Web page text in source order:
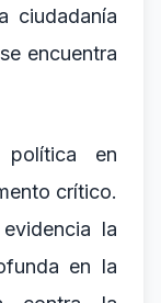
ciudadanía
encuentra
en
crítico.
la
en la